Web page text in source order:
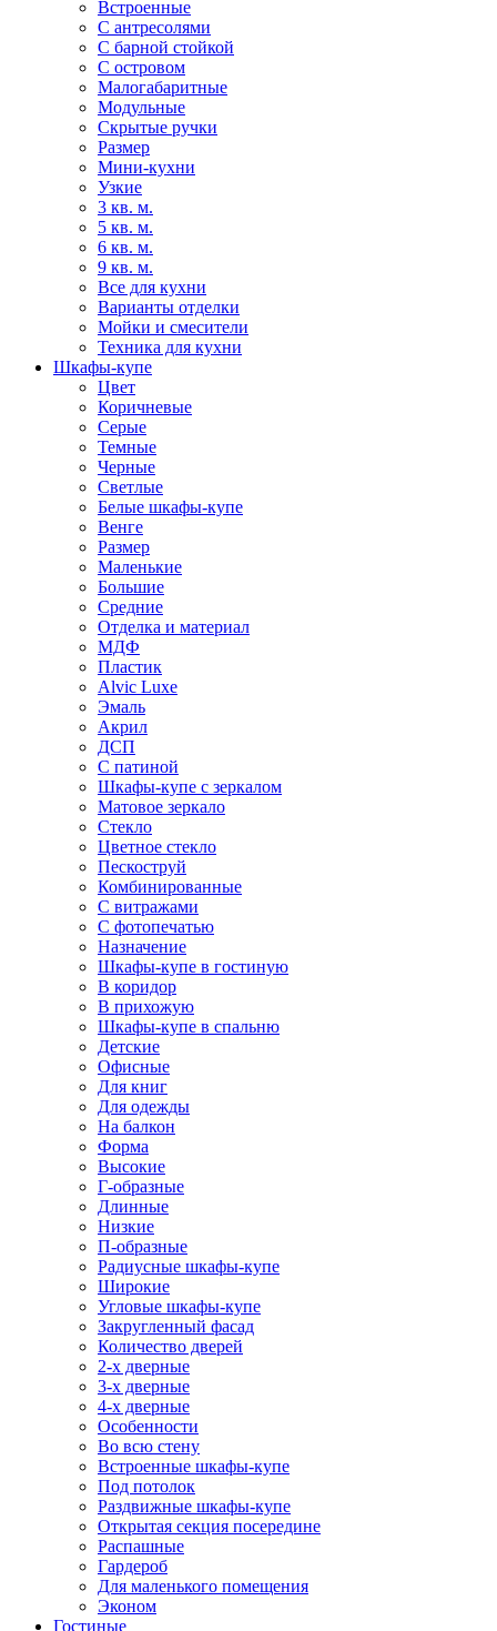
Встроенные
С антресолями
С барной стойкой
С островом
Малогабаритные
Модульные
Скрытые ручки
Размер
Мини-кухни
Узкие
3 кв. м.
5 кв. м.
6 кв. м.
9 кв. м.
Все для кухни
Варианты отделки
Мойки и смесители
Техника для кухни
Шкафы-купе
Цвет
Коричневые
Серые
Темные
Черные
Светлые
Белые шкафы-купе
Венге
Размер
Маленькие
Большие
Средние
Отделка и материал
МДФ
Пластик
Alvic Luxe
Эмаль
Акрил
ДСП
С патиной
Шкафы-купе с зеркалом
Матовое зеркало
Стекло
Цветное стекло
Пескоструй
Комбинированные
С витражами
С фотопечатью
Назначение
Шкафы-купе в гостиную
В коридор
В прихожую
Шкафы-купе в спальню
Детские
Офисные
Для книг
Для одежды
На балкон
Форма
Высокие
Г-образные
Длинные
Низкие
П-образные
Радиусные шкафы-купе
Широкие
Угловые шкафы-купе
Закругленный фасад
Количество дверей
2-х дверные
3-х дверные
4-х дверные
Особенности
Во всю стену
Встроенные шкафы-купе
Под потолок
Раздвижные шкафы-купе
Открытая секция посередине
Распашные
Гардероб
Для маленького помещения
Эконом
Гостиные